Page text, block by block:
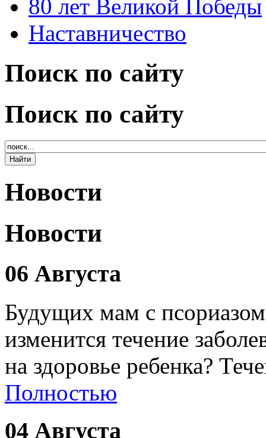
80 лет Великой Победы
Наставничество
Поиск по сайту
Поиск по сайту
Новости
Новости
06 Августа
Будущих мам с
изменится течение
на здоровье ребенка?
Полностью
04 Августа